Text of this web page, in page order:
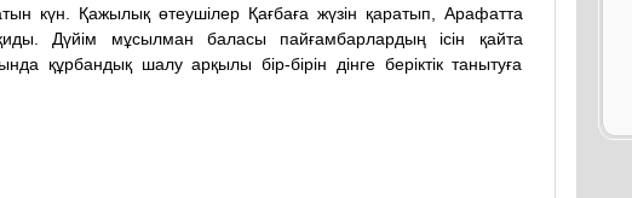
күн. Қажылық өтеушілер Қағбаға жүзін қаратып, Арафатта
Дүйім мұсылман баласы пайғамбарлардың ісін қайта
құрбандық шалу арқылы бір-бірін дінге беріктік танытуға